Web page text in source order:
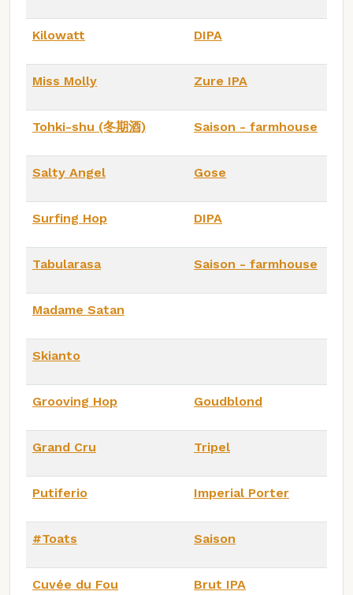
Kilowatt DIPA
Miss Molly Zure IPA
Tohki-shu (冬期酒) Saison - farmhouse
Salty Angel Gose
Surfing Hop DIPA
Tabularasa Saison - farmhouse
Madame Satan
Skianto
Grooving Hop Goudblond
Grand Cru Tripel
Putiferio Imperial Porter
#Toats Saison
Cuvée du Fou Brut IPA